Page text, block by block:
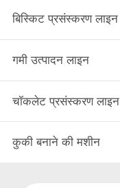
बिस्किट प्रसंस्करण लाइन
गमी उत्पादन लाइन
चॉकलेट प्रसंस्करण लाइन
कुकी बनाने की मशीन